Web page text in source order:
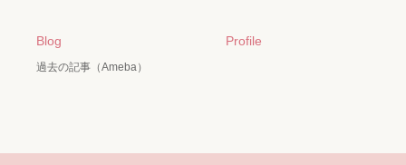
Blog
過去の記事（Ameba）
Profile